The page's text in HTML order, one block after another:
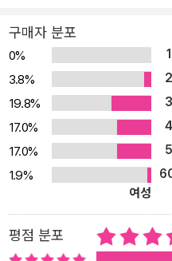
단계씩 높일 수 있습니다. 그리
AI와 협업할 때 가져야 할 마음
e 기능 사용법, 색을 조합하는
는 방법을 소개합니다.
-------------- 실전에 적용할 수
미지를 일관성 있게 생성하는
토리를 기획하고 아이디어를 구
지’하며 이미지를 만드는 킵콴
든 이미지의 ‘일부를 변형’하고
고도 원하는 결과물에 좀 더 가
구매자 분포
0%
3.8%
19.8%
17.0%
17.0%
1.9%
여성
평점 분포